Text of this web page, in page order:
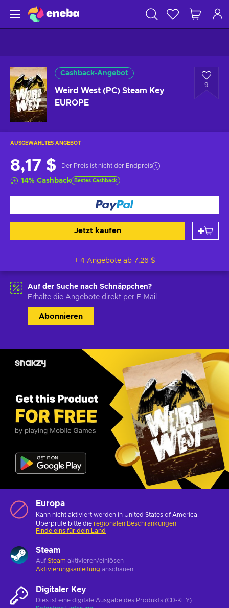
Cashback-Angebot
Weird West (PC) Steam Key
EUROPE
9
AUSGEWÄHLTES ANGEBOT
8,17 $ Der Preis ist nicht der Endpreis
14% Cashback Bestes Cashback
Jetzt kaufen
+ 4 Angebote ab 7,26 $
Auf der Suche nach Schnäppchen?
Erhalte die Angebote direkt per E-Mail
Abonnieren
Europa
Kann nicht aktiviert werden in United States of America.
Überprüfe bitte die regionalen Beschränkungen
Finde eins für dein Land
Steam
Auf Steam aktivieren/einlösen
Aktivierungsanleitung anschauen
Digitaler Key
Dies ist eine digitale Ausgabe des Produkts (CD-KEY)